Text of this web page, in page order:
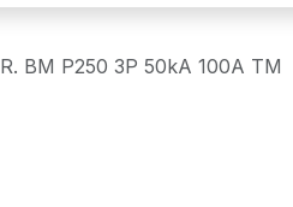
BM P250 3P 50kA 100A TM